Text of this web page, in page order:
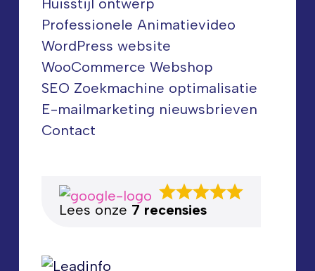
Huisstijl ontwerp
Professionele Animatievideo
WordPress website
WooCommerce Webshop
SEO Zoekmachine optimalisatie
E-mailmarketing nieuwsbrieven
Contact
Lees onze 7 recensies